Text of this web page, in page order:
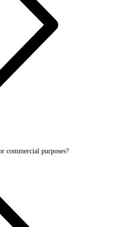
commercial purposes?